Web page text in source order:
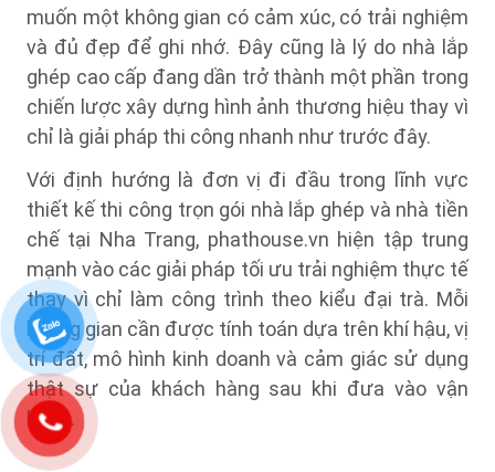
muốn một không gian có cảm xúc, có trải nghiệm
và đủ đẹp để ghi nhớ. Đây cũng là lý do nhà lắp
ghép cao cấp đang dần trở thành một phần trong
chiến lược xây dựng hình ảnh thương hiệu thay vì
chỉ là giải pháp thi công nhanh như trước đây.
Với định hướng là đơn vị đi đầu trong lĩnh vực
thiết kế thi công trọn gói nhà lắp ghép và nhà tiền
chế tại Nha Trang, phathouse.vn hiện tập trung
mạnh vào các giải pháp tối ưu trải nghiệm thực tế
thay vì chỉ làm công trình theo kiểu đại trà. Mỗi
không gian cần được tính toán dựa trên khí hậu, vị
trí đất, mô hình kinh doanh và cảm giác sử dụng
thật sự của khách hàng sau khi đưa vào vận
hành.